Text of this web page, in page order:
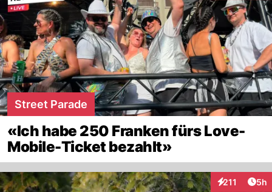
Street Parade
«Ich habe 250 Franken fürs Love-
Mobile-Ticket bezahlt»
211
Interaktionen
5h